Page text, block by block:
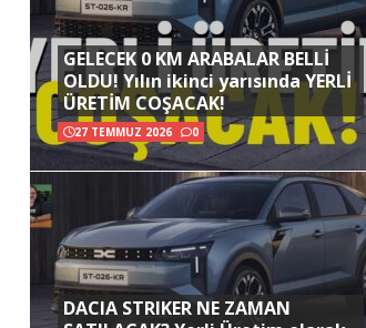
GELECEK 0 KM ARABALAR BELLİ
OLDU! Yılın ikinci yarısında YERLİ
ÜRETİM COŞACAK!
27 TEMMUZ 2026 0
DACIA STRIKER NE ZAMAN